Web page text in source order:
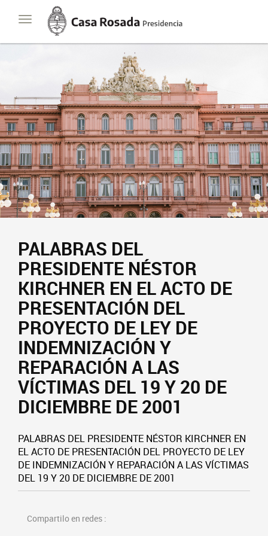
Toggle
navigation
Casa
Rosada
Presidencia
de
PALABRAS DEL
PRESIDENTE NÉSTOR
KIRCHNER EN EL ACTO DE
PRESENTACIÓN DEL
PROYECTO DE LEY DE
INDEMNIZACIÓN Y
REPARACIÓN A LAS
VÍCTIMAS DEL 19 Y 20 DE
DICIEMBRE DE 2001
PALABRAS DEL PRESIDENTE NÉSTOR KIRCHNER EN
EL ACTO DE PRESENTACIÓN DEL PROYECTO DE LEY
DE INDEMNIZACIÓN Y REPARACIÓN A LAS VÍCTIMAS
DEL 19 Y 20 DE DICIEMBRE DE 2001
Compartilo en redes :